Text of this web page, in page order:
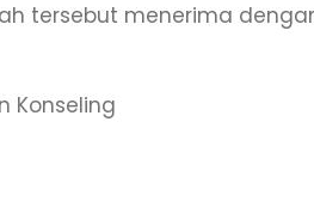
tersebut menerima
Konseling